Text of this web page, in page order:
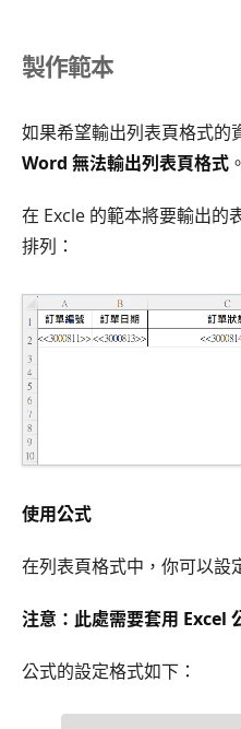
製作範本
如果希望輸出列表頁格式的
Word 無法輸出列表頁格式 。
在 Excle 的範本將要輸出的
排列：
使用公式
在列表頁格式中，你可以設
注意：此處需要套用 Excel
公式的設定格式如下：